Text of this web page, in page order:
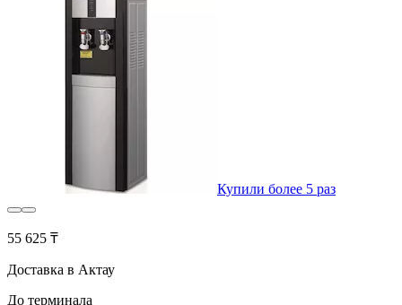
Купили более 5 раз
55 625 ₸
Доставка в Актау
До терминала